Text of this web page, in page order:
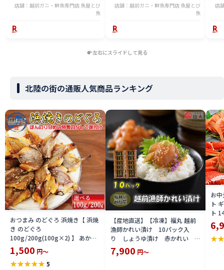
店舗：越前ガニ・鮮魚専門店 魚屋とび
魚
店舗：越前ガニ・鮮魚専門店 魚屋とび
魚
店
左右にスライドして見る
北陸の街の通販人気商品ランキング
おつまみ のどぐろ 浜焼き【 浜焼
き のどぐろ
100g/200g(100g×2) 】 あかむ
つ ノドグロ 国産 高級魚 珍味 業
務用 アカムツ チャック付き袋 送
料無料 美味 福井 海鮮 父の日
1,500 円～
★★★★★5
【産地直送】【冷凍】福丸 越前
漁師かれい漬け 10パック入
り しょうゆ漬け 赤かれい 越
前かれい 福井県 越前産
7,900 円～
お
ト
ト
新
つ
キス
★